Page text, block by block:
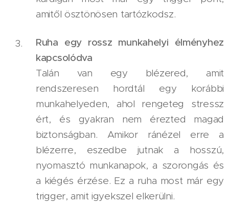
amitől ösztönösen tartózkodsz.
Ruha egy rossz munkahelyi élményhez
kapcsolódva
Talán van egy blézered, amit
rendszeresen hordtál egy korábbi
munkahelyeden, ahol rengeteg stressz
ért, és gyakran nem érezted magad
biztonságban. Amikor ránézel erre a
blézerre, eszedbe jutnak a hosszú,
nyomasztó munkanapok, a szorongás és
a kiégés érzése. Ez a ruha most már egy
trigger, amit igyekszel elkerülni.